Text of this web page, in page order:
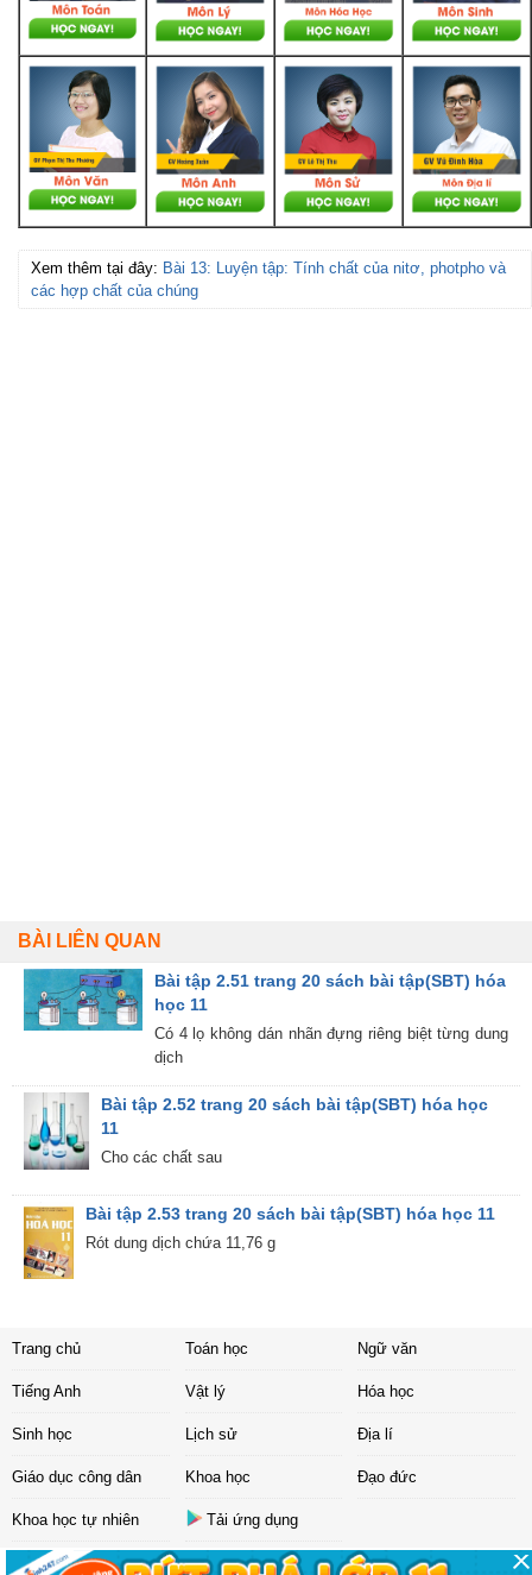
Xem thêm tại đây: Bài 13: Luyện tập: Tính chất của nitơ, photpho và
các hợp chất của chúng
BÀI LIÊN QUAN
Bài tập 2.51 trang 20 sách bài tập(SBT) hóa
học 11
Có 4 lọ không dán nhãn đựng riêng biệt từng dung
dịch
Bài tập 2.52 trang 20 sách bài tập(SBT) hóa học
11
Cho các chất sau
Bài tập 2.53 trang 20 sách bài tập(SBT) hóa học 11
Rót dung dịch chứa 11,76 g
Trang chủ Toán học Ngữ văn
Tiếng Anh Vật lý Hóa học
Sinh học Lịch sử Địa lí
Giáo dục công dân Khoa học Đạo đức
Khoa học tự nhiên Tải ứng dụng
Liên hệ|Chính sách